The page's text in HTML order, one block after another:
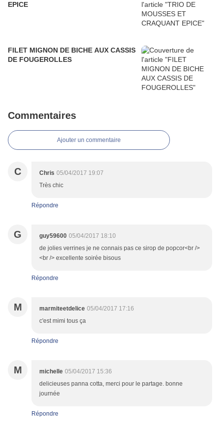
EPICE
FILET MIGNON DE BICHE AUX CASSIS
DE FOUGEROLLES
Commentaires
Ajouter un commentaire
C Chris 05/04/2017 19:07
Très chic
Répondre
G guy59600 05/04/2017 18:10
de jolies verrines je ne connais pas ce sirop de popcor<br />
<br /> excellente soirée bisous
Répondre
M marmiteetdelice 05/04/2017 17:16
c'est mimi tous ça
Répondre
M michelle 05/04/2017 15:36
delicieuses panna cotta, merci pour le partage. bonne
journée
Répondre